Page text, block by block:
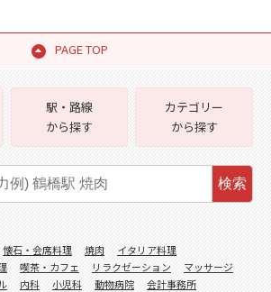
PAGE TOP
駅・路線
から探す
カテゴリー
から探す
検索
懐石・会席料理 焼肉
イタリア料理
喫茶・カフェ リラクゼーション
マッサージ
内科 小児科 動物病院
会計事務所